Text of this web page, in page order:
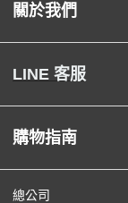
關於我們
LINE 客服
購物指南
總公司